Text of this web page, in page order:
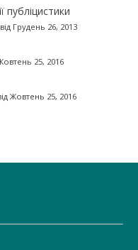
публіцистики
від Грудень 26, 2013
25, 2016
Жовтень 25, 2016